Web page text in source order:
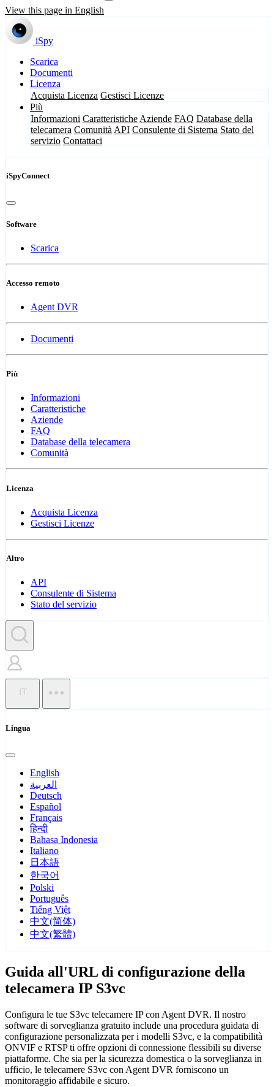
View this page in English
iSpy
Scarica
Documenti
Licenza
Acquista Licenza Gestisci Licenze
Più
Informazioni Caratteristiche Aziende FAQ Database della
telecamera Comunità API Consulente di Sistema Stato del
servizio Contattaci
iSpyConnect
Software
Scarica
Accesso remoto
Agent DVR
Documenti
Più
Informazioni
Caratteristiche
Aziende
FAQ
Database della telecamera
Comunità
Licenza
Acquista Licenza
Gestisci Licenze
Altro
API
Consulente di Sistema
Stato del servizio
IT
Lingua
English
العربية
Deutsch
Español
Français
हिन्दी
Bahasa Indonesia
Italiano
日本語
한국어
Polski
Português
Tiếng Việt
中文(简体)
中文(繁體)
Guida all'URL di configurazione della
telecamera IP S3vc
Configura le tue S3vc telecamere IP con Agent DVR. Il nostro
software di sorveglianza gratuito include una procedura guidata di
configurazione personalizzata per i modelli S3vc, e la compatibilità
ONVIF e RTSP ti offre opzioni di connessione flessibili su diverse
piattaforme. Che sia per la sicurezza domestica o la sorveglianza in
ufficio, le telecamere S3vc con Agent DVR forniscono un
monitoraggio affidabile e sicuro.